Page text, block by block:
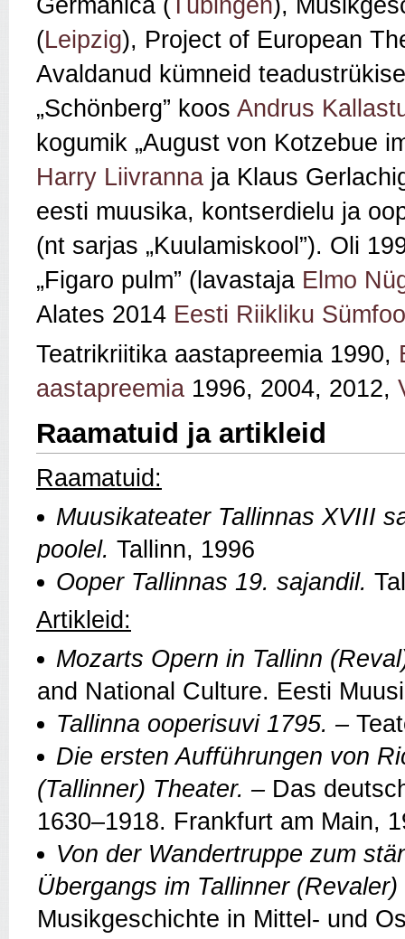
Germanica (Tübingen),
(Leipzig), Project of European
Avaldanud kümneid
„Schönberg” koos Andrus
kogumik „August von Kotzebue
Harry Liivranna ja Klaus
eesti muusika, kontserdielu ja
(nt sarjas „Kuulamiskool”). Oli
„Figaro pulm” (lavastaja Elmo
Alates 2014 Eesti Riikliku
Teatrikriitika aastapreemia 1990,
aastapreemia 1996, 2004, 2012,
Raamatuid ja artikleid
Raamatuid:
Muusikateater Tallinnas XVIII
poolel. Tallinn, 1996
Ooper Tallinnas 19. sajandil.
Artikleid:
Mozarts Opern in Tallinn
and National Culture. Eesti
Tallinna ooperisuvi 1795. –
Die ersten Aufführungen von
(Tallinner) Theater. – Das
1630–1918. Frankfurt am Main,
Von der Wandertruppe zum
Übergangs im Tallinner
Musikgeschichte in Mittel- und